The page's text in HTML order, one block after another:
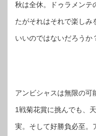
秋は全休。ドゥラメンテ
たがそれはそれで楽しみ
いいのではないだろうか
アンビシャスは無限の可
1戦菊花賞に挑んでも、
実。そして好勝負必至。